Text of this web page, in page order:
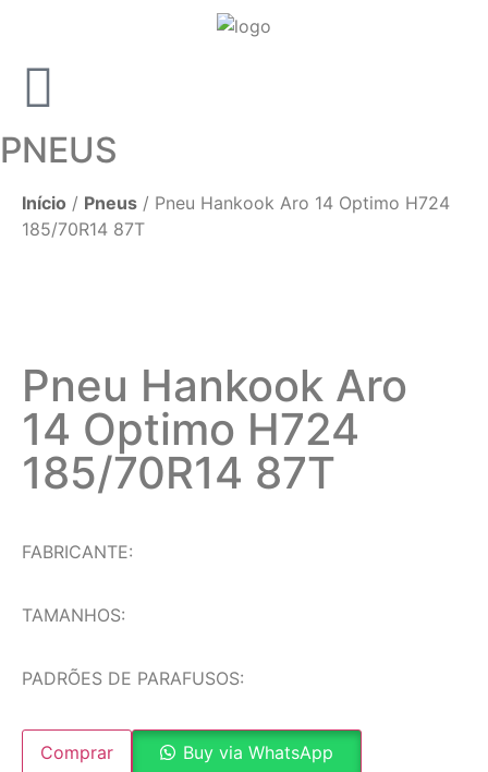
PNEUS
Início / Pneus / Pneu Hankook Aro 14 Optimo H724
185/70R14 87T
Pneu Hankook Aro
14 Optimo H724
185/70R14 87T
FABRICANTE:
TAMANHOS:
PADRÕES DE PARAFUSOS:
Comprar Buy via WhatsApp